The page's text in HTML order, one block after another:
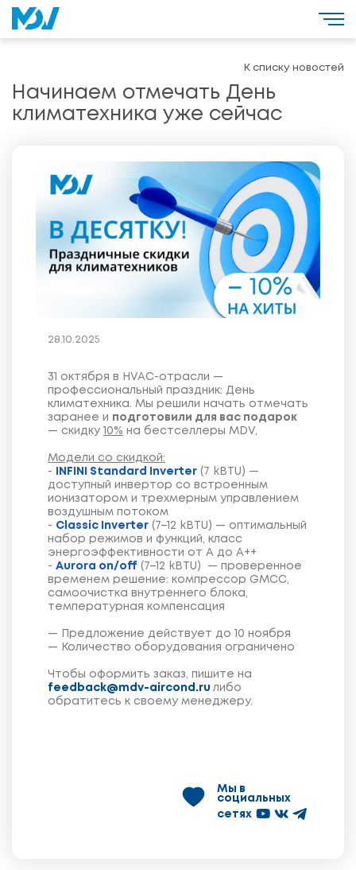
Начинаем отмечать День
климатехника уже сейчас
К списку новостей
28.10.2025
31 октября в HVAC-отрасли —
профессиональный праздник: День
климатехника. Мы решили начать отмечать
заранее и подготовили для вас подарок
— скидку 10% на бестселлеры MDV,
Модели со скидкой:
-
INFINI Standard Inverter (7 kBTU) —
доступный инвертор со встроенным
ионизатором и трехмерным управлением
воздушным потоком
- Classic Inverter (7–12 kBTU) — оптимальный
набор режимов и функций, класс
энергоэффективности от А до А++
- Aurora on/off (7–12 kBTU) — проверенное
временем решение: компрессор GMCC,
самоочистка внутреннего блока,
температурная компенсация
— Предложение действует до 10 ноября
— Количество оборудования ограничено
Чтобы оформить заказ, пишите на
feedback@mdv-aircond.ru либо
обратитесь к своему менеджеру.
Мы в
социальных
сетях